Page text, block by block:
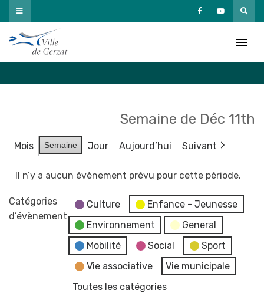
Passer
au
contenu
Semaine de Déc 11th
Mois Semaine Jour Aujourd’hui Suivant
Il n’y a aucun évènement prévu pour cette période.
Catégories
d’évènement
Culture
Enfance - Jeunesse
Environnement
General
Mobilité
Social
Sport
Vie associative
Vie municipale
Toutes les catégories